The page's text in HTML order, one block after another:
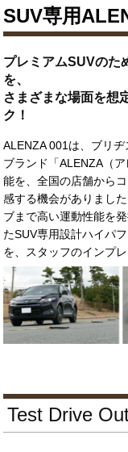
SUV専用
プレミアムSUVのた
を、
さまざまな場面を想
ク！
ALENZA 001は、ブリ
ブランド「ALENZA（
能を、全国の店舗から
感する機会がありまし
ブまで高い運動性能を
たSUV専用設計ハイパ
を、スタッフのインプ
Test Drive